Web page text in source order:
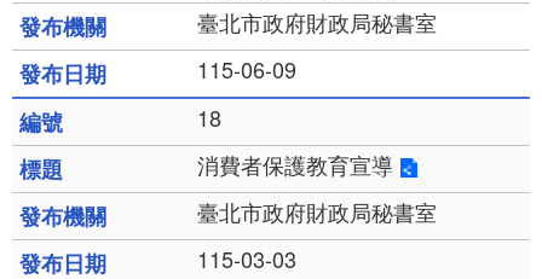
臺北市政府財政局秘書室
115-06-09
18
消費者保護教育宣導
臺北市政府財政局秘書室
115-03-03